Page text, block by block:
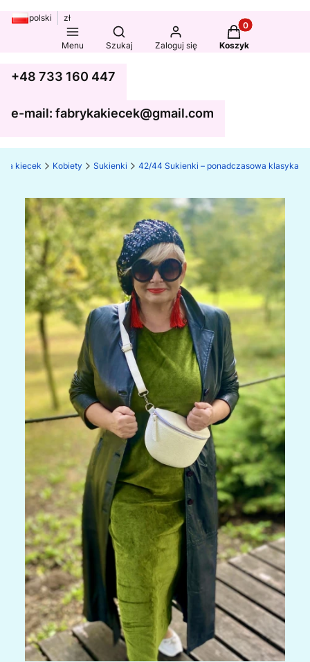
polski zł
Menu
Otwórz wyszukiwarkę
Szukaj Zaloguj się
Produkty w
Koszyk
+48 733 160 447
e-mail: fabrykakiecek@gmail.com
kiecek Kobiety Sukienki 42/44 Sukienki – ponadczasowa klasyka